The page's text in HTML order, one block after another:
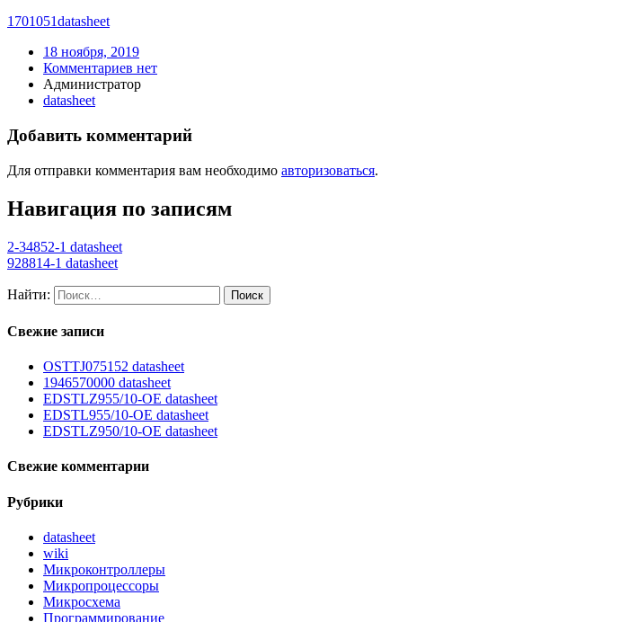
1701051datasheet
18 ноября, 2019
Комментариев нет
Администратор
datasheet
Добавить комментарий
Для отправки комментария вам необходимо авторизоваться.
Навигация по записям
2-34852-1 datasheet
928814-1 datasheet
Найти:
Свежие записи
OSTTJ075152 datasheet
1946570000 datasheet
EDSTLZ955/10-OE datasheet
EDSTL955/10-OE datasheet
EDSTLZ950/10-OE datasheet
Свежие комментарии
Рубрики
datasheet
wiki
Микроконтроллеры
Микропроцессоры
Микросхема
Программирование